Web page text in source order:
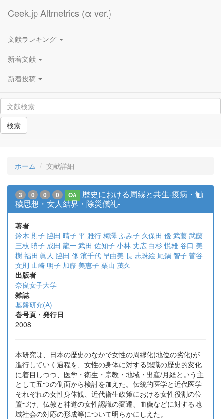
Ceek.jp Altmetrics (α ver.)
文献ランキング
新着文献
新着投稿
検索
ホーム 文献詳細
3 0 0 0 OA
歴史における周縁と共生-疫病・触
穢思想・女人結界・除災儀礼-
著者
鈴木 則子 脇田 晴子 平 雅行 梅澤 ふみ子 久保田 優 武藤 武藤
三枝 暁子 成田 龍一 武田 佐知子 小林 丈広 白杉 悦雄 谷口 美
樹 福田 眞人 脇田 修 濱千代 早由美 長 志珠絵 尾鍋 智子 菅谷
文則 山崎 明子 加藤 美恵子 栗山 茂久
出版者
奈良女子大学
雑誌
基盤研究(A)
巻号頁・発行日
2008
本研究は、日本の歴史のなかで女性の周縁化(地位の劣化)が
進行していく過程を、女性の身体に対する認識の歴史的変化
に着目しつつ、医学・衛生・宗教・地域・出産/月経という主
として五つの側面から検討を加えた。伝統的医学と近代医学
それぞれの女性身体観、近代衛生政策における女性役割の位
置づけ、仏教と神道の女性認識の変遷、血穢などに対する地
域社会の対応の形成等について明らかにしえた。